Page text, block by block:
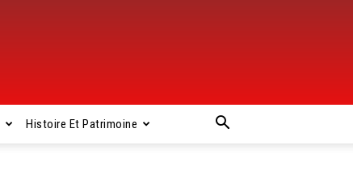
Histoire Et Patrimoine